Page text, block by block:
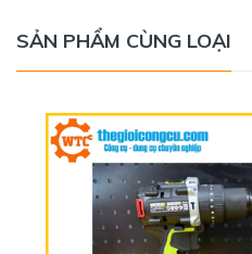
SẢN PHẨM CÙNG LOẠI